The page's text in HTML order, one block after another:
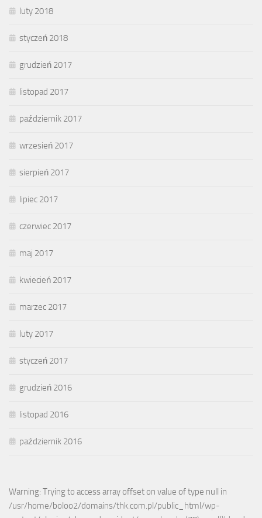
luty 2018
styczeń 2018
grudzień 2017
listopad 2017
październik 2017
wrzesień 2017
sierpień 2017
lipiec 2017
czerwiec 2017
maj 2017
kwiecień 2017
marzec 2017
luty 2017
styczeń 2017
grudzień 2016
listopad 2016
październik 2016
Warning: Trying to access array offset on value of type null in
/usr/home/boloo2/domains/thk.com.pl/public_html/wp-